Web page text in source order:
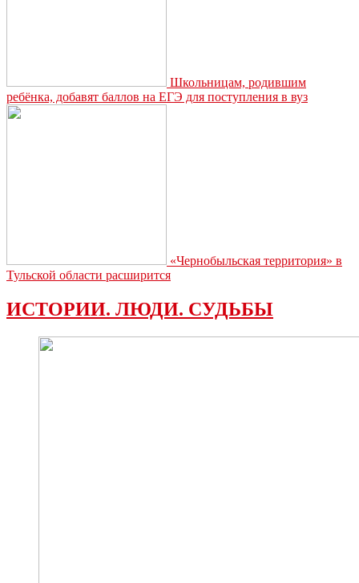
Школьницам, родившим
ребёнка, добавят баллов на ЕГЭ для поступления в вуз
«Чернобыльская территория» в
Тульской области расширится
ИСТОРИИ. ЛЮДИ. СУДЬБЫ